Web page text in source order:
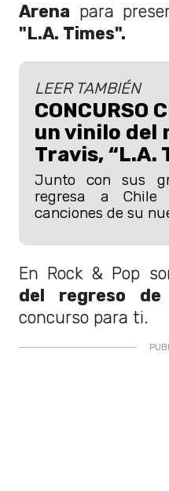
Arena para
"L.A. Times".
LEER TAMBIÉN
CONCURSO
un vinilo del
Travis, “L.A.
Junto con sus
regresa a Chile
canciones de su
En Rock & Pop
del regreso de
concurso para ti.